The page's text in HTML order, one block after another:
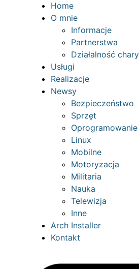
Home
O mnie
Informacje
Partnerstwa
Działalność
Usługi
Realizacje
Newsy
Bezpieczeństwo
Sprzęt
Oprogramowanie
Linux
Mobilne
Motoryzacja
Militaria
Nauka
Telewizja
Inne
Arch Installer
Kontakt